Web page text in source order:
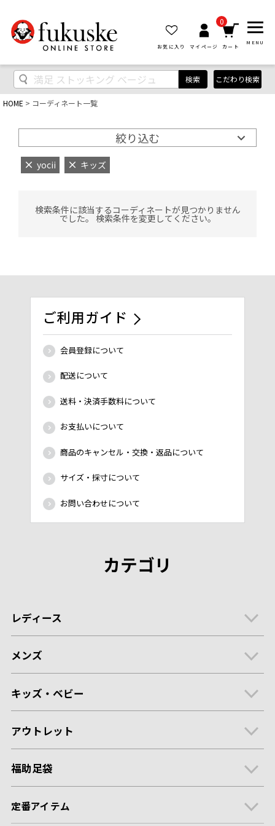
お気に入り マイページ
0
カート
MENU
検索 こだわり検索
HOME コーディネート一覧
絞り込む
yocii キッズ
検索条件に該当するコーディネートが見つかりません
でした。 検索条件を変更してください。
ご利用ガイド
会員登録について
配送について
送料・決済手数料について
お支払いについて
商品のキャンセル・交換・返品について
サイズ・採寸について
お問い合わせについて
カテゴリ
レディース
メンズ
キッズ・ベビー
アウトレット
福助足袋
定番アイテム